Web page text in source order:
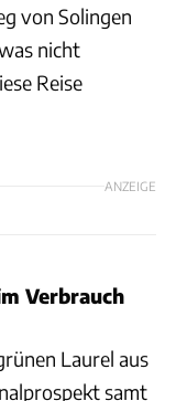
von Solingen
nicht
Reise
ANZEIGE
Verbrauch
Laurel aus
samt